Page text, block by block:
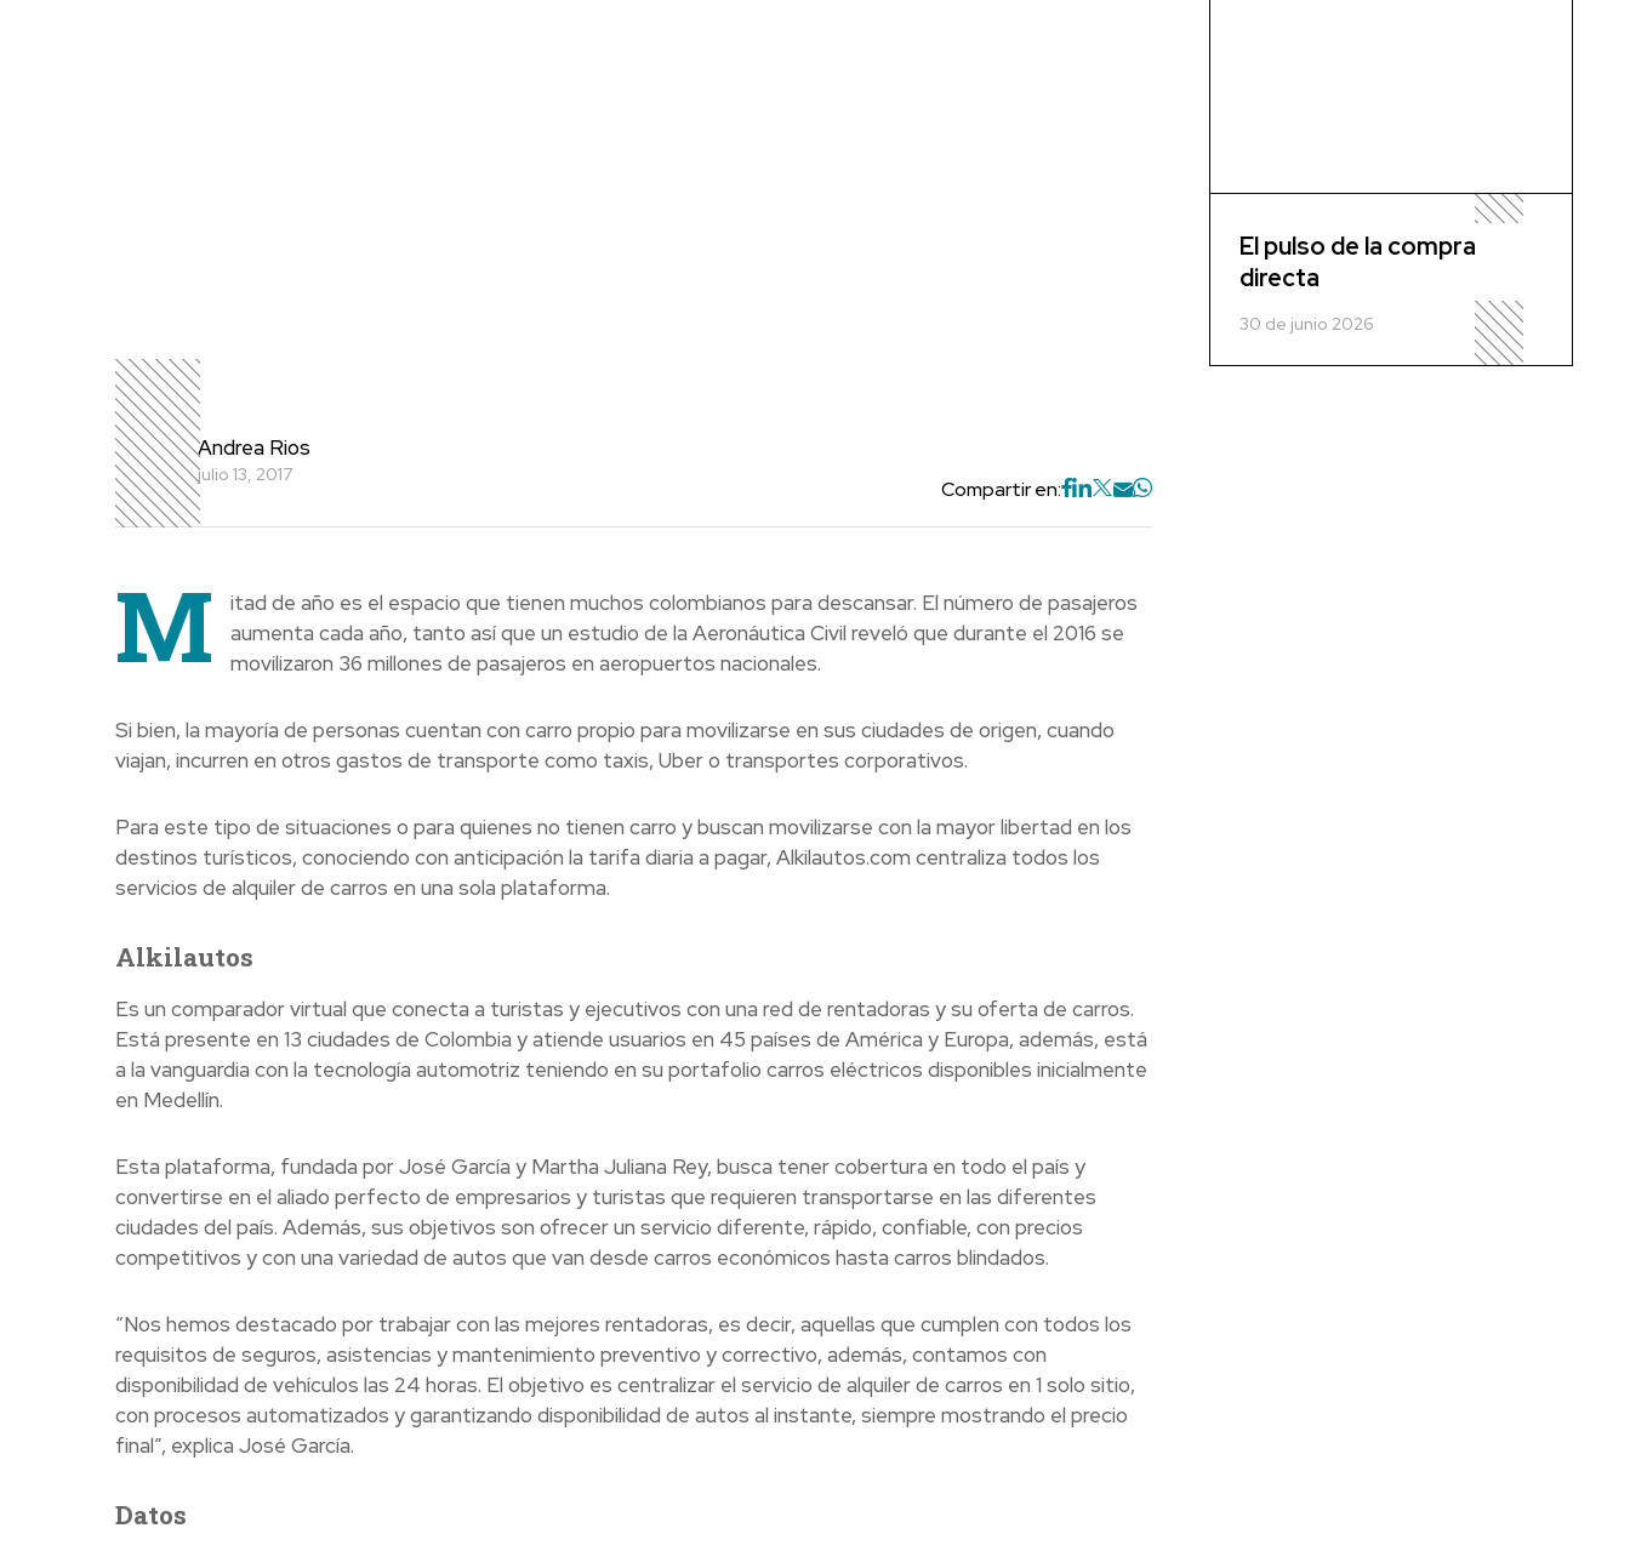
Andrea Rios
julio 13, 2017
Compartir en:
M
itad de año es el espacio que tienen muchos colombianos para descansar. El número de pasajeros
aumenta cada año, tanto así que un estudio de la Aeronáutica Civil reveló que durante el 2016 se
movilizaron 36 millones de pasajeros en aeropuertos nacionales.
Si bien, la mayoría de personas cuentan con carro propio para movilizarse en sus ciudades de origen, cuando
viajan, incurren en otros gastos de transporte como taxis, Uber o transportes corporativos.
Para este tipo de situaciones o para quienes no tienen carro y buscan movilizarse con la mayor libertad en los
destinos turísticos, conociendo con anticipación la tarifa diaria a pagar, Alkilautos.com centraliza todos los
servicios de alquiler de carros en una sola plataforma.
Alkilautos
Es un comparador virtual que conecta a turistas y ejecutivos con una red de rentadoras y su oferta de carros.
Está presente en 13 ciudades de Colombia y atiende usuarios en 45 países de América y Europa, además, está
a la vanguardia con la tecnología automotriz teniendo en su portafolio carros eléctricos disponibles inicialmente
en Medellín.
Esta plataforma, fundada por José García y Martha Juliana Rey, busca tener cobertura en todo el país y
convertirse en el aliado perfecto de empresarios y turistas que requieren transportarse en las diferentes
ciudades del país. Además, sus objetivos son ofrecer un servicio diferente, rápido, confiable, con precios
competitivos y con una variedad de autos que van desde carros económicos hasta carros blindados.
“Nos hemos destacado por trabajar con las mejores rentadoras, es decir, aquellas que cumplen con todos los
requisitos de seguros, asistencias y mantenimiento preventivo y correctivo, además, contamos con
disponibilidad de vehículos las 24 horas. El objetivo es centralizar el servicio de alquiler de carros en 1 solo sitio,
con procesos automatizados y garantizando disponibilidad de autos al instante, siempre mostrando el precio
final”, explica José García.
Datos
El pulso de la compra
directa
30 de junio 2026